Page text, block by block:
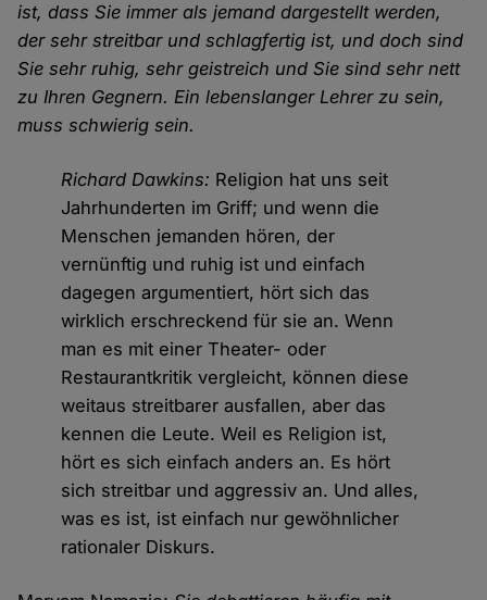
ist, dass Sie immer als jemand dargestellt werden,
der sehr streitbar und schlagfertig ist, und doch sind
Sie sehr ruhig, sehr geistreich und Sie sind sehr nett
zu Ihren Gegnern. Ein lebenslanger Lehrer zu sein,
muss schwierig sein.
Richard Dawkins: Religion hat uns seit
Jahrhunderten im Griff; und wenn die
Menschen jemanden hören, der
vernünftig und ruhig ist und einfach
dagegen argumentiert, hört sich das
wirklich erschreckend für sie an. Wenn
man es mit einer Theater- oder
Restaurantkritik vergleicht, können diese
weitaus streitbarer ausfallen, aber das
kennen die Leute. Weil es Religion ist,
hört es sich einfach anders an. Es hört
sich streitbar und aggressiv an. Und alles,
was es ist, ist einfach nur gewöhnlicher
rationaler Diskurs.